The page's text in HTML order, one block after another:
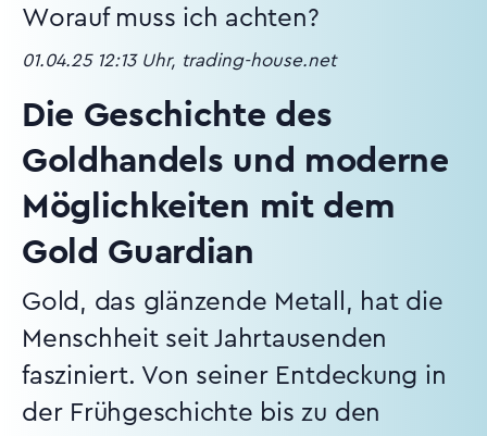
Worauf muss ich achten?
01.04.25 12:13 Uhr, trading-house.net
Die Geschichte des
Goldhandels und moderne
Möglichkeiten mit dem
Gold Guardian
Gold, das glänzende Metall, hat die
Menschheit seit Jahrtausenden
fasziniert. Von seiner Entdeckung in
der Frühgeschichte bis zu den